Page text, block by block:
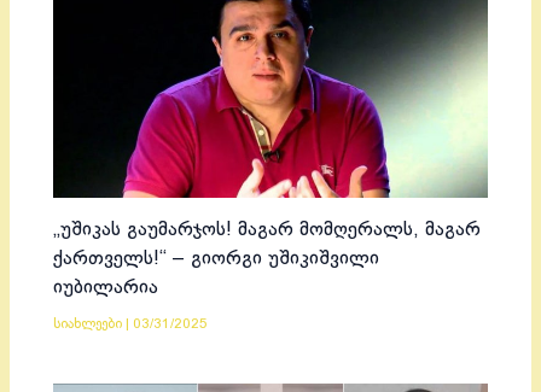
„უშიკას გაუმარჯოს! მაგარ მომღერალს, მაგარ
ქართველს!“ – გიორგი უშიკიშვილი
იუბილარია
სიახლეები 03/31/2025